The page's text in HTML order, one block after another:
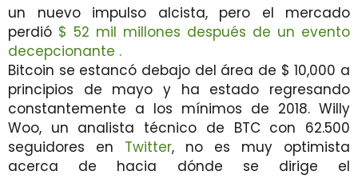
un nuevo impulso alcista, pero el mercado
perdió $ 52 mil millones después de un evento
decepcionante .
Bitcoin se estancó debajo del área de $ 10,000 a
principios de mayo y ha estado regresando
constantemente a los mínimos de 2018. Willy
Woo, un analista técnico de BTC con 62.500
seguidores en Twitter, no es muy optimista
acerca de hacia dónde se dirige el